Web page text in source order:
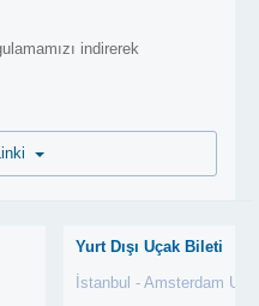
indirerek
Yurt Dışı Uçak Bileti
İstanbul - Amsterdam